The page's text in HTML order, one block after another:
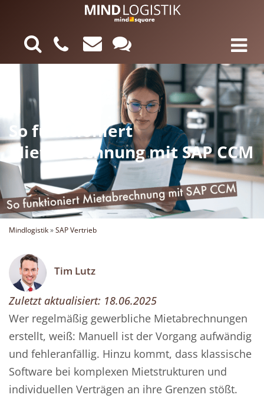
So funktioniert
Mietabrechnung mit SAP CCM
Mindlogistik»SAP Vertrieb
Tim Lutz
Zuletzt aktualisiert: 18.06.2025
Wer regelmäßig gewerbliche Mietabrechnungen
erstellt, weiß: Manuell ist der Vorgang aufwändig
und fehleranfällig. Hinzu kommt, dass klassische
Software bei komplexen Mietstrukturen und
individuellen Verträgen an ihre Grenzen stößt.